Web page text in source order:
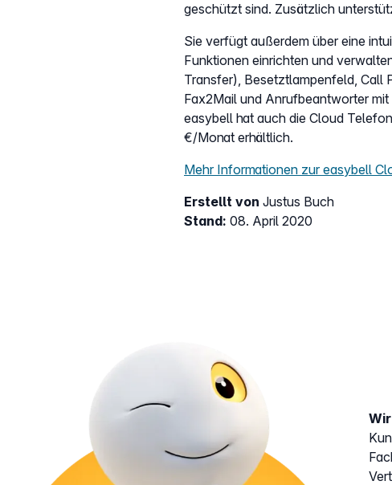
geschützt sind. Zusätzlich
Sie verfügt außerdem über eine
Funktionen einrichten und
Transfer), Besetztlampenfeld, Call
Fax2Mail und Anrufbeantworter
easybell hat auch die Cloud
€/Monat erhältlich.
Mehr Informationen zur easybell
Erstellt von Justus Buch
Stand: 08. April 2020